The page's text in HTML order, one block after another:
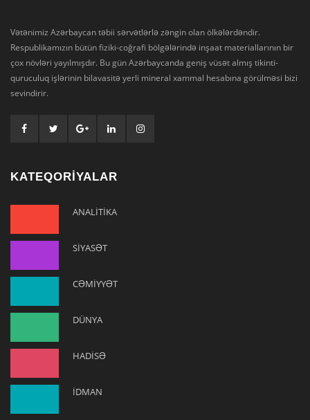
Vətənimiz Azərbaycan təbii sərvətlərlə zəngin olan ölkələrdəndir.
Respublikamızın bütün fiziki-coğrafi bölgələrində inşaat materiallarının bir
çox növləri yayılmışdır. Bu gün Azərbaycanda geniş vüsət almış tikinti-
quruculuq işlərinin bilavasitə yerli mineral xammal hesabına görülməsi bizi
sevindirir.
KATEQORİYALAR
ANALİTİKA
SİYASƏT
CƏMİYYƏT
DÜNYA
HADİSƏ
İDMAN